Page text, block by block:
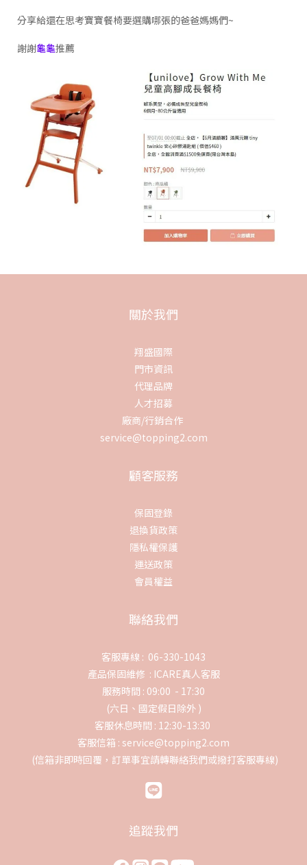
分享給還在思考寶寶餐椅要選購哪張的爸爸媽媽們~
謝謝龜龜推薦
關於我們
翔盛國際
門市資訊
代理品牌
人才招募
廠商/行銷合作
service@topping2.com
顧客服務
保固登錄
退換貨政策
隱私權保護
運送政策
會員權益
聯絡我們
客服專線 : 06-330-1043
產品保固維修 : ICARE真人客服
服務時間 : 09:00 - 17:30
(六日、國定假日除外 )
客服休息時間 : 12:30-13:30
客服信箱 : service@topping2.com
(信箱非即時回覆，訂單事宜請轉聯絡我們或撥打客服專線)
追蹤我們